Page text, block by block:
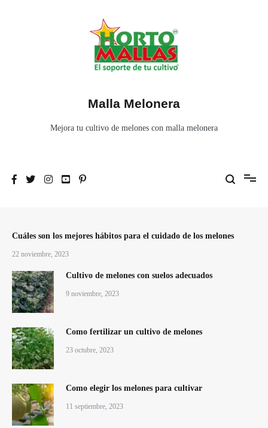
Malla Melonera
Mejora tu cultivo de melones con malla melonera
Cuáles son los mejores hábitos para el cuidado de los melones
22 noviembre, 2023
Cultivo de melones con suelos adecuados
9 noviembre, 2023
Como fertilizar un cultivo de melones
23 octubre, 2023
Como elegir los melones para cultivar
11 septiembre, 2023